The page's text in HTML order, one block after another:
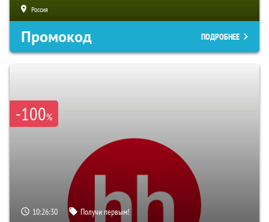
Россия
Промокод ПОДРОБНЕЕ
-100%
10:26:29 Получи первым!